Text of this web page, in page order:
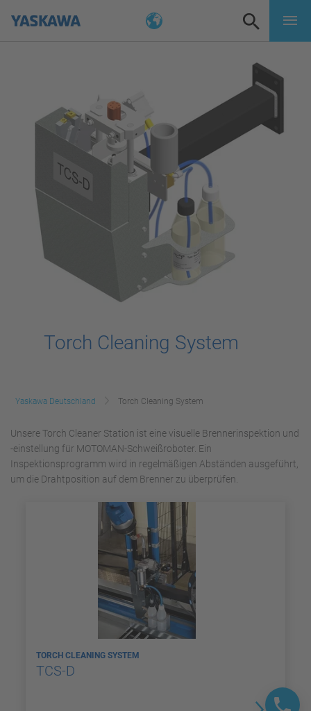
Torch Cleaning System
Yaskawa Deutschland Torch Cleaning System
Unsere Torch Cleaner Station ist eine visuelle Brennerinspektion und
-einstellung für MOTOMAN-Schweißroboter. Ein
Inspektionsprogramm wird in regelmäßigen Abständen ausgeführt,
um die Drahtposition auf dem Brenner zu überprüfen.
TORCH CLEANING SYSTEM
TCS-D